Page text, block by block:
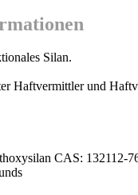
Silan.
Haftvermittler und
CAS: 132112-